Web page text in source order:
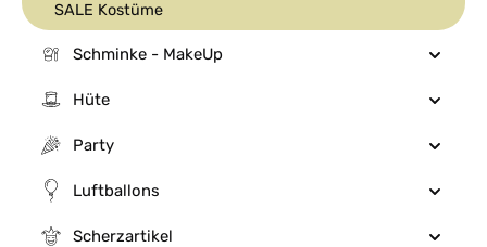
SALE Kostüme
Schminke - MakeUp
Hüte
Party
Luftballons
Scherzartikel